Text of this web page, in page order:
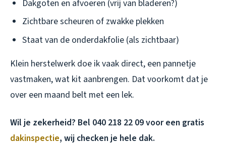
Dakgoten en afvoeren (vrij van bladeren?)
Zichtbare scheuren of zwakke plekken
Staat van de onderdakfolie (als zichtbaar)
Klein herstelwerk doe ik vaak direct, een pannetje
vastmaken, wat kit aanbrengen. Dat voorkomt dat je
over een maand belt met een lek.
Wil je zekerheid? Bel 040 218 22 09 voor een gratis
dakinspectie, wij checken je hele dak.